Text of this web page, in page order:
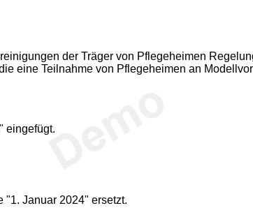
der Träger von Pflegeheimen
eine Teilnahme von Pflegeheimen an
eingefügt.
"1. Januar 2024" ersetzt.